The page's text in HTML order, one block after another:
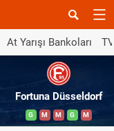
At Yarışı Bankoları
Fortuna Düsseldorf
G M M G M